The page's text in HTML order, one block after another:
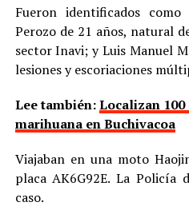
Fueron identificados
Perozo de 21 años, natural
sector Inavi; y Luis Manuel
lesiones y escoriaciones
Lee también:Localizan
marihuana en Buchivacoa
Viajaban en una moto
placa AK6G92E. La Policía
caso.